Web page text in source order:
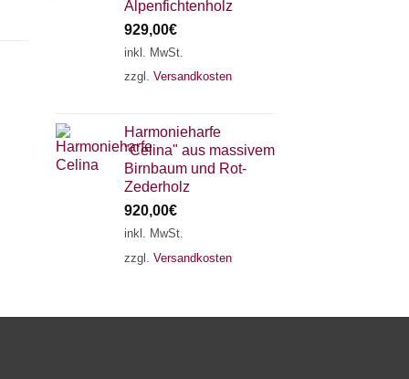
Alpenfichtenholz
929,00€
inkl. MwSt.
zzgl. Versandkosten
Harmonieharfe
"Celina" aus massivem
Birnbaum und Rot-
Zederholz
920,00€
inkl. MwSt.
zzgl. Versandkosten
18 SAITEN 21 SAITEN 25 SAITEN
AKKORDZITHER